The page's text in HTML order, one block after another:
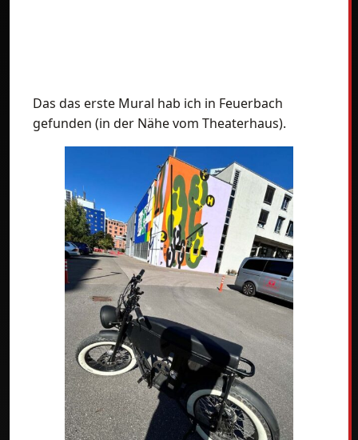
Das das erste Mural hab ich in Feuerbach
gefunden (in der Nähe vom Theaterhaus).